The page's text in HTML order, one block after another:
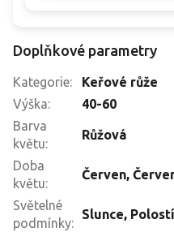
Doplňkové parametry
Kategorie:
Keřové růže
Výška:
40-60
Barva
květu:
Růžová
Doba
květu:
Červen,
Světelné
podmínky:
Slunce,